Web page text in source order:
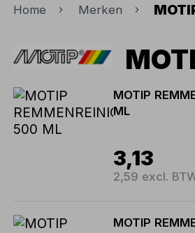
Home Merken
MOTIP
ML
3,13
2,59 excl.
MOTIP